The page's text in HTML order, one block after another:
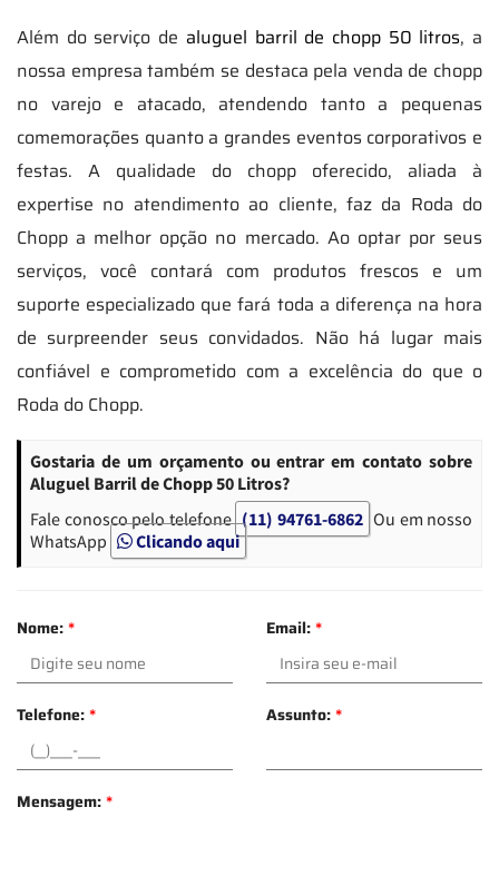
Além do serviço de aluguel barril de chopp 50 litros, a
nossa empresa também se destaca pela venda de chopp
no varejo e atacado, atendendo tanto a pequenas
comemorações quanto a grandes eventos corporativos e
festas. A qualidade do chopp oferecido, aliada à
expertise no atendimento ao cliente, faz da Roda do
Chopp a melhor opção no mercado. Ao optar por seus
serviços, você contará com produtos frescos e um
suporte especializado que fará toda a diferença na hora
de surpreender seus convidados. Não há lugar mais
confiável e comprometido com a excelência do que o
Roda do Chopp.
Gostaria de um orçamento ou entrar em contato sobre
Aluguel Barril de Chopp 50 Litros?
Fale conosco pelo telefone (11) 94761-6862 Ou em nosso
WhatsApp
Clicando aqui
Nome:* Email:*
Telefone:* Assunto:*
Mensagem:*